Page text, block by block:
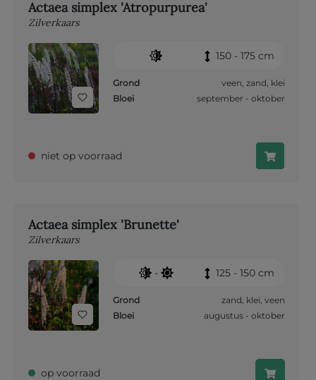
Actaea simplex 'Atropurpurea'
Zilverkaars
150 - 175 cm
Grond veen, zand, klei
Bloei
september - oktober
niet op voorraad
Actaea simplex 'Brunette'
Zilverkaars
- 125 - 150 cm
Grond zand, klei, veen
Bloei
augustus - oktober
op voorraad